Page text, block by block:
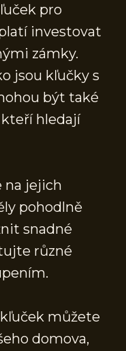
pro
investovat
zámky.
jsou kľučky s
být také
hledají
na jejich
pohodlně
snadné
různé
můžete
domova,